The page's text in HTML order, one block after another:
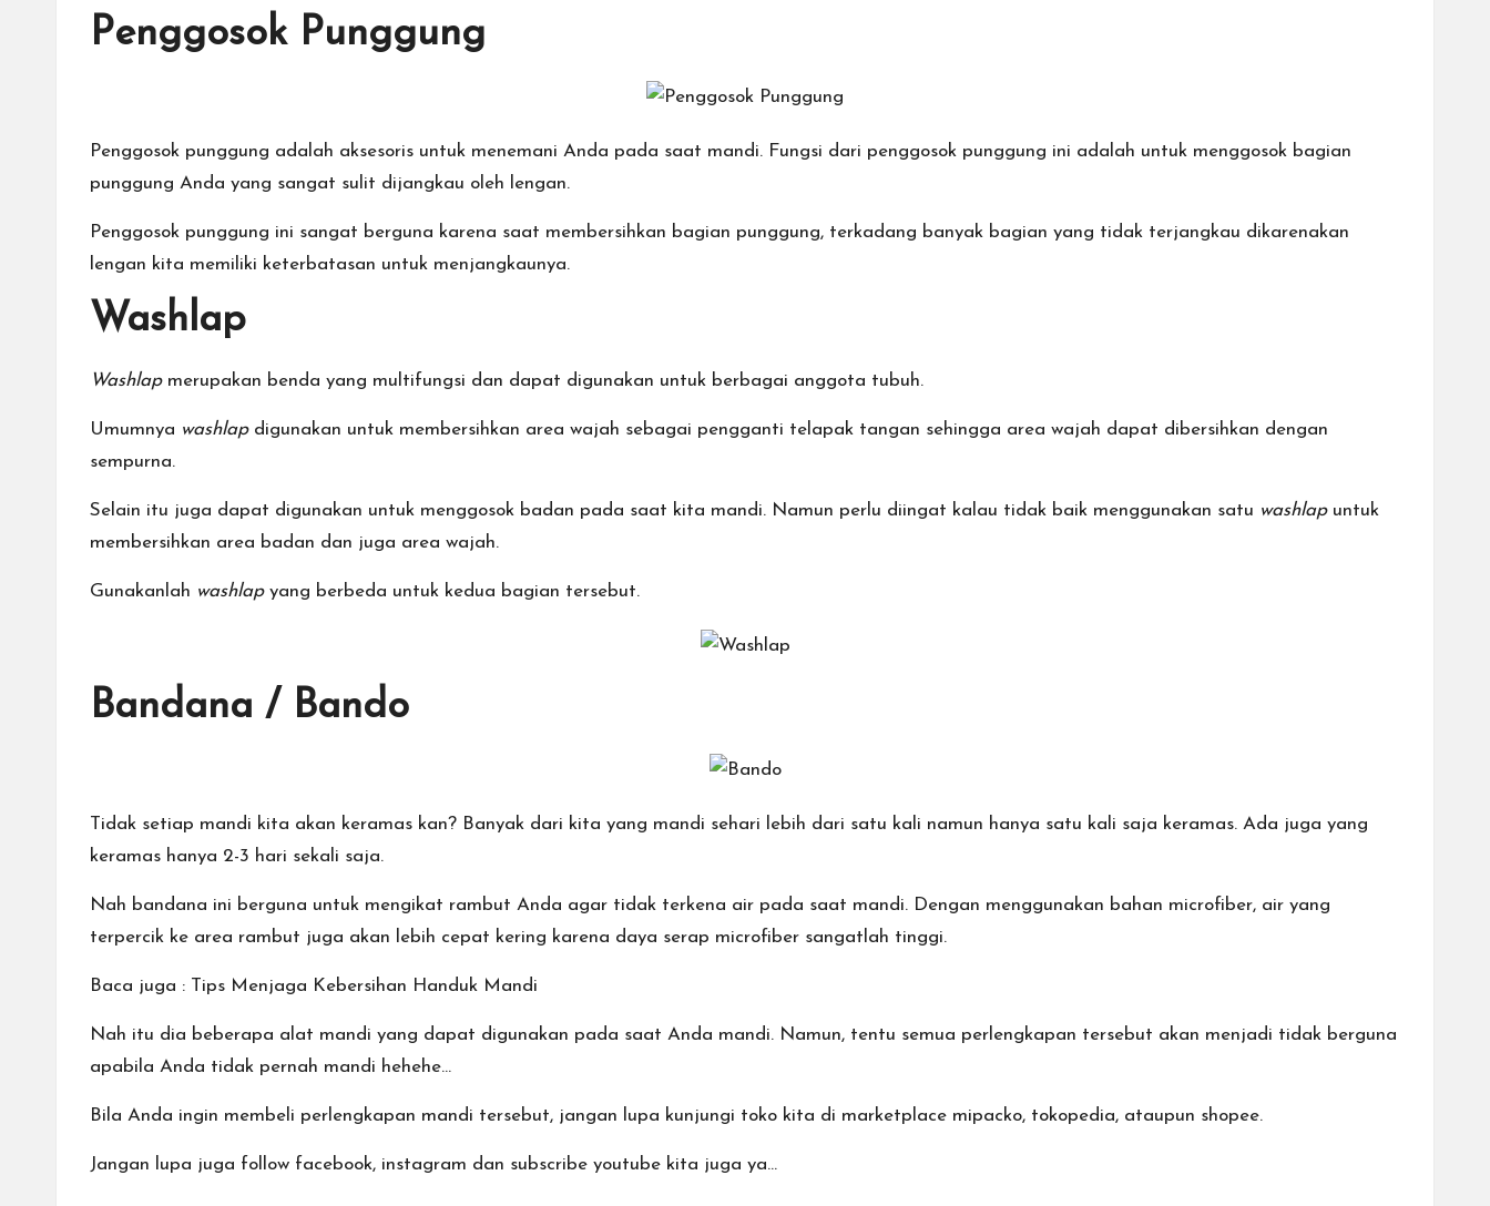
Penggosok Punggung
Penggosok punggung adalah aksesoris untuk menemani Anda pada saat mandi. Fungsi dari penggosok punggung ini adalah untuk menggosok bagian
punggung Anda yang sangat sulit dijangkau oleh lengan.
Penggosok punggung ini sangat berguna karena saat membersihkan bagian punggung, terkadang banyak bagian yang tidak terjangkau dikarenakan
lengan kita memiliki keterbatasan untuk menjangkaunya.
Washlap
Washlap merupakan benda yang multifungsi dan dapat digunakan untuk berbagai anggota tubuh.
Umumnya washlap digunakan untuk membersihkan area wajah sebagai pengganti telapak tangan sehingga area wajah dapat dibersihkan dengan
sempurna.
Selain itu juga dapat digunakan untuk menggosok badan pada saat kita mandi. Namun perlu diingat kalau tidak baik menggunakan satu washlapuntuk
membersihkan area badan dan juga area wajah.
Gunakanlah washlap yang berbeda untuk kedua bagian tersebut.
Bandana / Bando
Tidak setiap mandi kita akan keramas kan? Banyak dari kita yang mandi sehari lebih dari satu kali namun hanya satu kali saja keramas. Ada juga yang
keramas hanya 2-3 hari sekali saja.
Nah bandana ini berguna untuk mengikat rambut Anda agar tidak terkena air pada saat mandi. Dengan menggunakan bahan microfiber, air yang
terpercik ke area rambut juga akan lebih cepat kering karena daya serap microfiber sangatlah tinggi.
Baca juga : Tips Menjaga Kebersihan Handuk Mandi
Nah itu dia beberapa alat mandi yang dapat digunakan pada saat Anda mandi. Namun, tentu semua perlengkapan tersebut akan menjadi tidak berguna
apabila Anda tidak pernah mandi hehehe…
Bila Anda ingin membeli perlengkapan mandi tersebut, jangan lupa kunjungi toko kita di marketplace mipacko, tokopedia, ataupun shopee.
Jangan lupa juga follow facebook, instagram dan subscribe youtube kita juga ya…